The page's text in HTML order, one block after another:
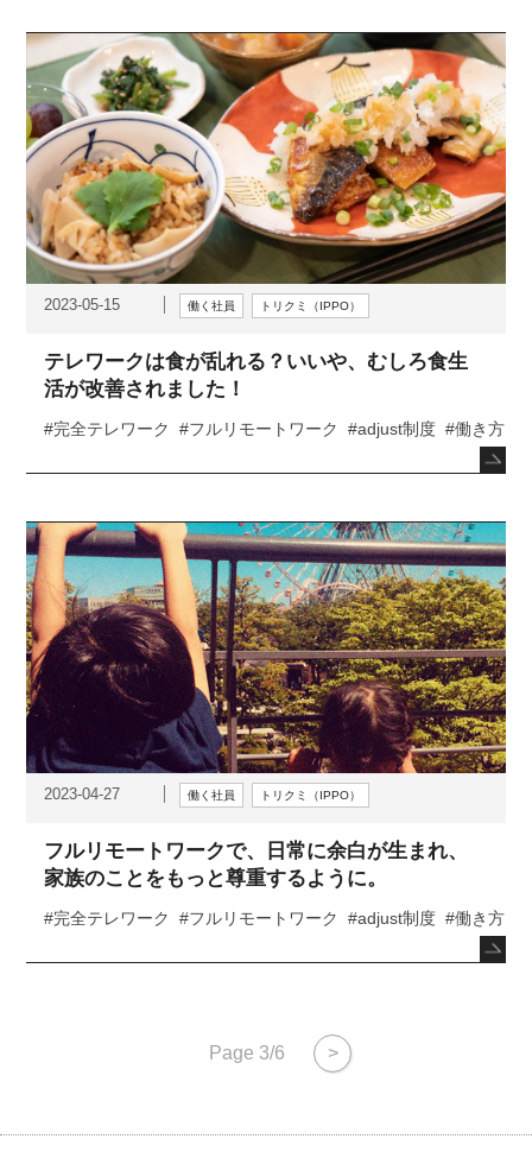
2023-05-15 働く社員 トリクミ（IPPO）
テレワークは食が乱れる？いいや、むしろ食生
活が改善されました！
#完全テレワーク #フルリモートワーク #adjust制度 #働き方
2023-04-27 働く社員 トリクミ（IPPO）
フルリモートワークで、日常に余白が生まれ、
家族のことをもっと尊重するように。
#完全テレワーク #フルリモートワーク #adjust制度 #働き方
Page 3/6 >